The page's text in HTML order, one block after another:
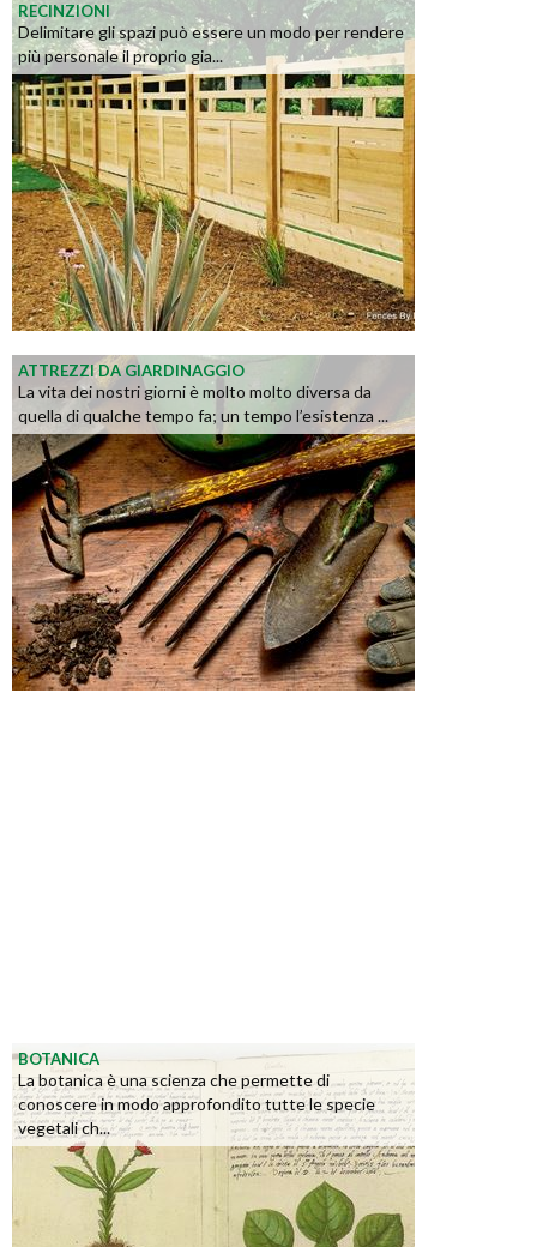
RECINZIONI
Delimitare gli spazi può essere un modo per rendere
più personale il proprio gia...
ATTREZZI DA GIARDINAGGIO
La vita dei nostri giorni è molto molto diversa da
quella di qualche tempo fa; un tempo l’esistenza ...
BOTANICA
La botanica è una scienza che permette di
conoscere in modo approfondito tutte le specie
vegetali ch...